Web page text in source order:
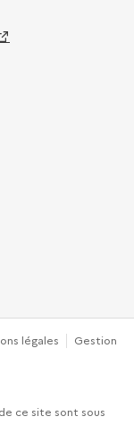
légales Gestion
ce site sont sous